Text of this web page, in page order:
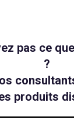
pas ce
?
produits